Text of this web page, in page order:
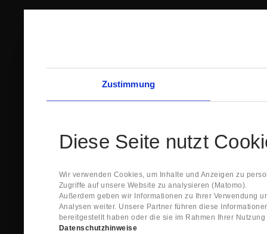
Zustimmung
Diese Seite nutzt
Wir verwenden Cookies, um Inhalte und Anzeigen zu
Zugriffe auf unsere Website zu analysieren (Matomo).
Außerdem geben wir Informationen zu Ihrer Verwendung
Analysen weiter. Unsere Partner führen diese
bereitgestellt haben oder die sie im Rahmen Ihrer
Datenschutzhinweise